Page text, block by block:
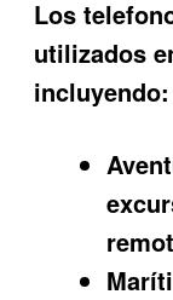
Los
utilizados
incluyendo: